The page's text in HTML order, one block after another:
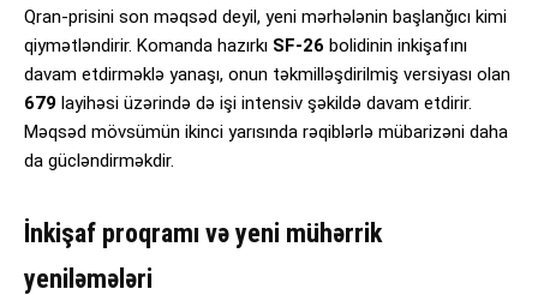
Qran-prisini son məqsəd deyil, yeni mərhələnin başlanğıcı kimi
qiymətləndirir. Komanda hazırkı SF-26 bolidinin inkişafını
davam etdirməklə yanaşı, onun təkmilləşdirilmiş versiyası olan
679 layihəsi üzərində də işi intensiv şəkildə davam etdirir.
Məqsəd mövsümün ikinci yarısında rəqiblərlə mübarizəni daha
da gücləndirməkdir.
İnkişaf proqramı və yeni mühərrik
yeniləmələri